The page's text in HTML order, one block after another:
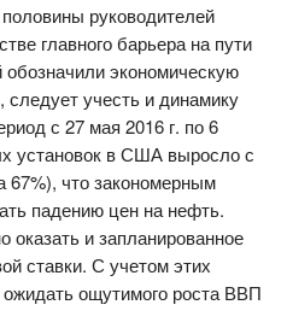
руководителей
главного барьера на пути
обозначили экономическую
учесть и динамику
с 27 мая 2016 г. по 6
установок в США выросло с
67%), что закономерным
падению цен на нефть.
и запланированное
ставки. С учетом этих
ощутимого роста ВВП